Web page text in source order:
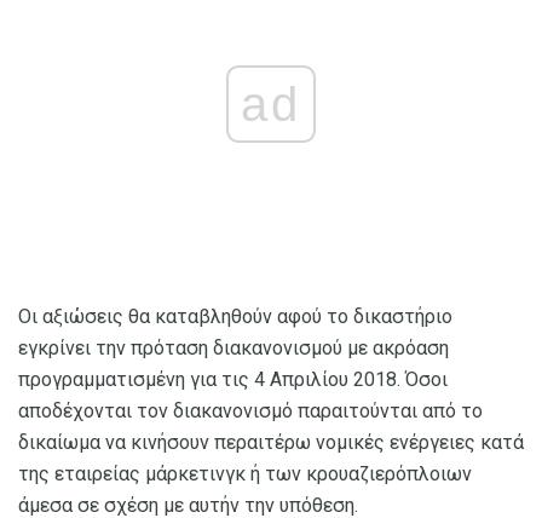
ad
Οι αξιώσεις θα καταβληθούν αφού το δικαστήριο
εγκρίνει την πρόταση διακανονισμού με ακρόαση
προγραμματισμένη για τις 4 Απριλίου 2018. Όσοι
αποδέχονται τον διακανονισμό παραιτούνται από το
δικαίωμα να κινήσουν περαιτέρω νομικές ενέργειες κατά
της εταιρείας μάρκετινγκ ή των κρουαζιερόπλοιων
άμεσα σε σχέση με αυτήν την υπόθεση.